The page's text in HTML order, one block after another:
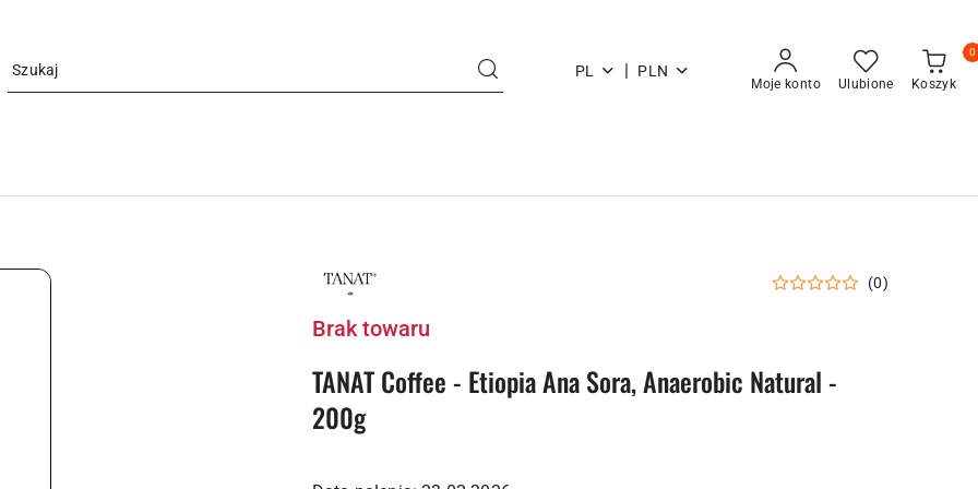
PL | PLN
Moje konto Ulubione Koszyk
0
LOGO
PALARNI
COFFEE
(0)
Brak towaru
TANAT Coffee - Etiopia Ana Sora, Anaerobic Natural -
200g